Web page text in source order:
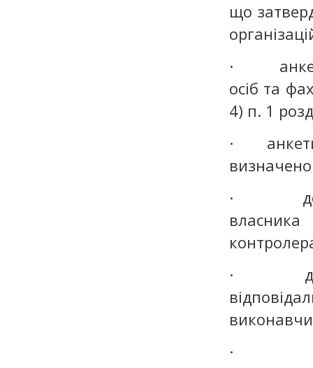
що
· анкети
осіб та
4) п. 1
· анкети
·
·
·